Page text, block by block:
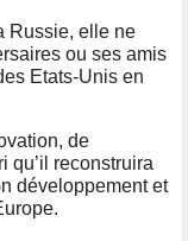
Russie, elle ne
ou ses amis
Etats-Unis en
de
qu’il reconstruira
développement et